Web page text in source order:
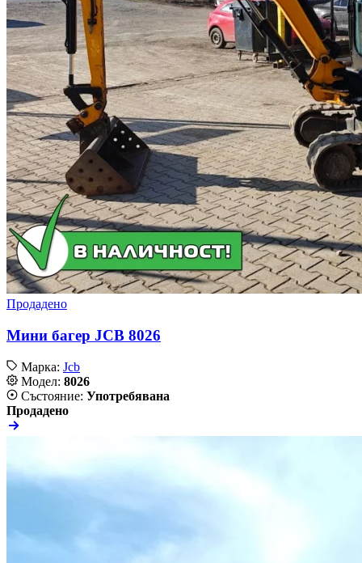
Продадено
Мини багер JCB 8026
Марка: Jcb
Модел: 8026
Състояние: Употребявана
Продадено